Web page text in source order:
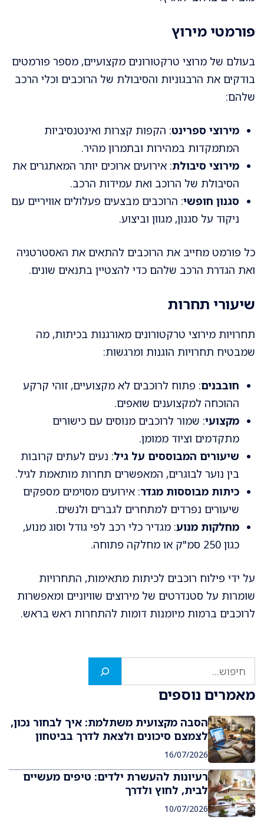
פורמטי מירוץ
בעולם של מרוצי טרקטורונים מקצועיים, מספר פורמטים
בודקים את הרבגוניות והסיבולת של הרוכבים וכלי הרכב
שלהם:
מירוצי ספרינט: הקפות קצרות ואינטנסיביות
המתמקדות במהירות ובתמרון מהיר.
מירוצי סיבולת: אירועים ארוכים יותר המאתגרים את
הסיבולת של הרוכב ואת עמידות הרכב.
סגנון חופשי: הרוכבים מבצעים פעלולים אוויריים עם
ניקוד על סגנון, מגוון וביצוע.
כל פורמט מחייב את הרוכבים להתאים את האסטרטגיה
ואת הגדרת הרכב שלהם כדי להצטיין בתנאים שונים.
שיעורי תחרות
תחרויות מירוצי טרקטורונים מאורגנות בכיתות, מה
שמבטיח תחרויות הוגנות ומרגשות:
חובבנים: פתוח לרוכבים לא מקצועיים, זוהי קרקע
ההוכחה למקצוענים שואפים.
מקצועי: שמור לרוכבים מנוסים עם כישורים
מתקדמים וציוד ממומן.
שיעורים המבוססים על גיל: נעים לעתים קרובות
בין נוער לבוגרים, המאפשרים תחרות מותאמת לגיל.
כיתות מבוססות מגדר: אירועים מסוימים מספקים
שיעורים נפרדים למתחרים לגברים ולנשים.
מחלקות מנוע: מגדיר כלי רכב לפי גודל וסוג מנוע,
כגון 250 סמ"ק או מחלקה פתוחה.
על ידי פילוח רוכבים לכיתות מתאימות, התחרויות
שומרות על סטנדרטים של מירוצים שוויוניים ומאפשרות
לרוכבים ברמות מיומנות דומות להתחרות ראש בראש.
חיפוש
מאמרים נוספים
הסבה מקצועית משתלמת: איך לבחור נכון,
לצמצם סיכונים ולצאת לדרך בביטחון
16/07/2026
רעיונות להעשרת ילדים: טיפים מעשיים
לבית, לחוץ ולדרך
10/07/2026